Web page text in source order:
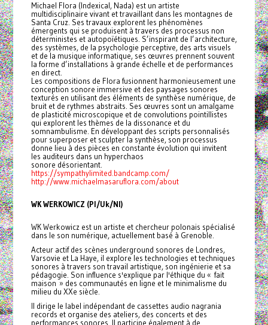
Michael Flora (Indexical, Nada) est un artiste
multidisciplinaire vivant et travaillant dans les montagnes de
Santa Cruz. Ses travaux explorent les phénomènes
émergents qui se produisent à travers des processus non
déterministes et autopoïétiques. S’inspirant de l’architecture,
des systèmes, de la psychologie perceptive, des arts visuels
et de la musique informatique, ses œuvres prennent souvent
la forme d’installations à grande échelle et de performances
en direct.
Les compositions de Flora fusionnent harmonieusement une
conception sonore immersive et des paysages sonores
texturés en utilisant des éléments de synthèse numérique, de
bruit et de rythmes abstraits. Ses œuvres sont un amalgame
de plasticité microscopique et de convolutions pointillistes
qui explorent les thèmes de la dissonance et du
somnambulisme. En développant des scripts personnalisés
pour superposer et sculpter la synthèse, son processus
donne lieu à des pièces en constante évolution qui invitent
les auditeurs dans un hyperchaos
sonore désorientant.
https://sympathylimited.bandcamp.com/
http://www.michaelmasaruflora.com/about
WK WERKOWICZ (Pl/Uk/Nl)
WK Werkowicz est un artiste et chercheur polonais spécialisé
dans le son numérique, actuellement basé à Grenoble.
Acteur actif des scènes underground sonores de Londres,
Varsovie et La Haye, il explore les technologies et techniques
sonores à travers son travail artistique, son ingénierie et sa
pédagogie. Son influence s'explique par l'éthique du « fait
maison » des communautés en ligne et le minimalisme du
milieu du XXe siècle.
Il dirige le label indépendant de cassettes audio nagrania
records et organise des ateliers, des concerts et des
performances sonores. Il participe également à de